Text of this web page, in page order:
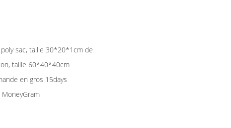
sac, taille 30*20*1cm de
taille 60*40*40cm
en gros 15days
MoneyGram